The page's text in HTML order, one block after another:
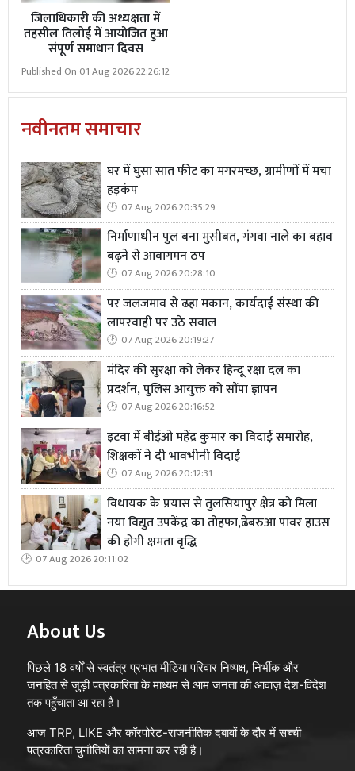
जिलाधिकारी की अध्यक्षता में
तहसील तिलोई में आयोजित हुआ
संपूर्ण समाधान दिवस
Published On 01 Aug 2026 22:26:12
नवीनतम समाचार
घर में घुसा सात फीट का मगरमच्छ, ग्रामीणों में मचा
हड़कंप
07 Aug 2026 20:35:29
निर्माणाधीन पुल बना मुसीबत, गंगवा नाले का बहाव
बढ़ने से आवागमन ठप
07 Aug 2026 20:28:10
पर जलजमाव से ढहा मकान, कार्यदाई संस्था की
लापरवाही पर उठे सवाल
07 Aug 2026 20:19:27
मंदिर की सुरक्षा को लेकर हिन्दू रक्षा दल का
प्रदर्शन, पुलिस आयुक्त को सौंपा ज्ञापन
07 Aug 2026 20:16:52
इटवा में बीईओ महेंद्र कुमार का विदाई समारोह,
शिक्षकों ने दी भावभीनी विदाई
07 Aug 2026 20:12:31
विधायक के प्रयास से तुलसियापुर क्षेत्र को मिला
नया विद्युत उपकेंद्र का तोहफा,ढेबरुआ पावर हाउस
की होगी क्षमता वृद्धि
07 Aug 2026 20:11:02
About Us
पिछले 18 वर्षों से स्वतंत्र प्रभात मीडिया परिवार निष्पक्ष, निर्भीक और
जनहित से जुड़ी पत्रकारिता के माध्यम से आम जनता की आवाज़ देश-विदेश
तक पहुँचाता आ रहा है।
आज TRP, LIKE और कॉरपोरेट-राजनीतिक दबावों के दौर में सच्ची
पत्रकारिता चुनौतियों का सामना कर रही है।